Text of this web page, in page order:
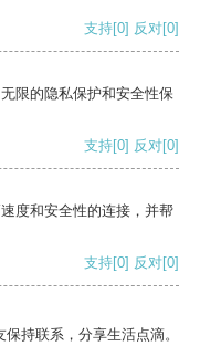
支持[0] 反对[0]
限的隐私保护和安全性保
支持[0] 反对[0]
度和安全性的连接，并帮
支持[0] 反对[0]
持联系，分享生活点滴。